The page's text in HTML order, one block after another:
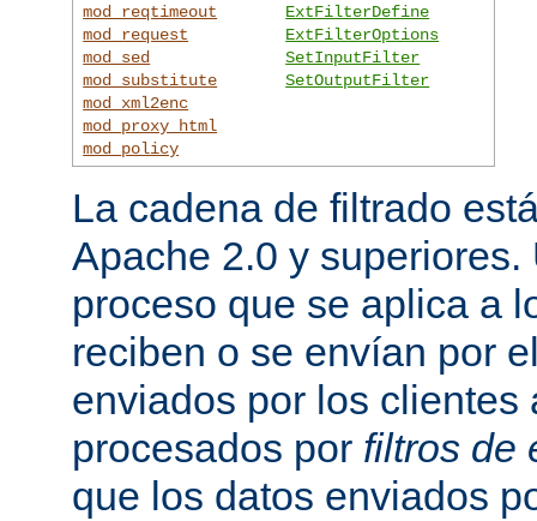
mod_reqtimeout
mod_request
mod_sed
mod_substitute
mod_xml2enc
mod_proxy_html
mod_policy
ExtFilterDefine
ExtFilterOptions
SetInputFilter
SetOutputFilter
La cadena de filtrado
Apache 2.0 y
proceso que se aplica a
reciben o se envían por
enviados por los clientes
procesados por filtros de
que los datos enviados